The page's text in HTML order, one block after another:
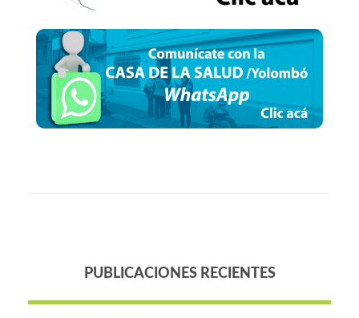
PUBLICACIONES RECIENTES